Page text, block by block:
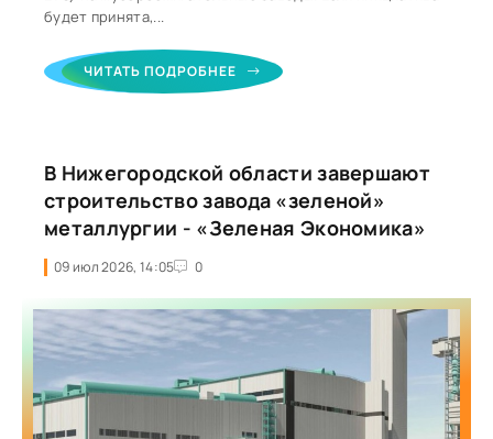
будет принята,...
ЧИТАТЬ ПОДРОБНЕЕ
В Нижегородской области завершают
строительство завода «зеленой»
металлургии - «Зеленая Экономика»
09 июл 2026, 14:05 0